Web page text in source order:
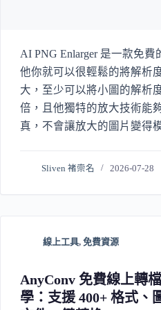
AI PNG Enlarger 是一款免
他你就可以很輕鬆的將解析
大，至少可以將小圖的解析
倍，且他獨特的放大技術能
真，不會讓放大的圖片變得
Sliven 褚崇名 2026-07-28
線上工具, 免費資源
AnyConv 免費線上轉
學：支援 400+ 格式、